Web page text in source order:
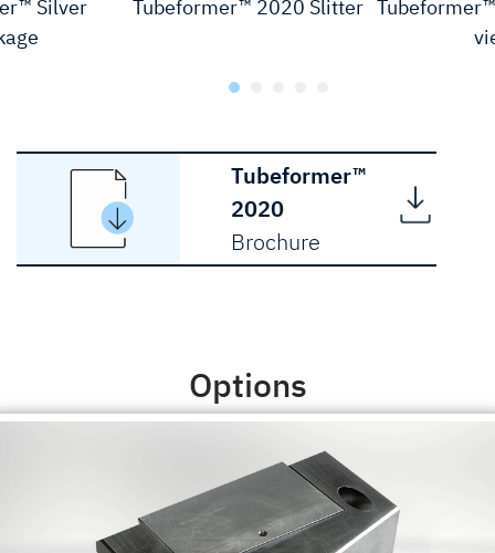
Silver
Tubeformer™ 2020 Slitter
Tubeformer™
2020
Brochure
Options